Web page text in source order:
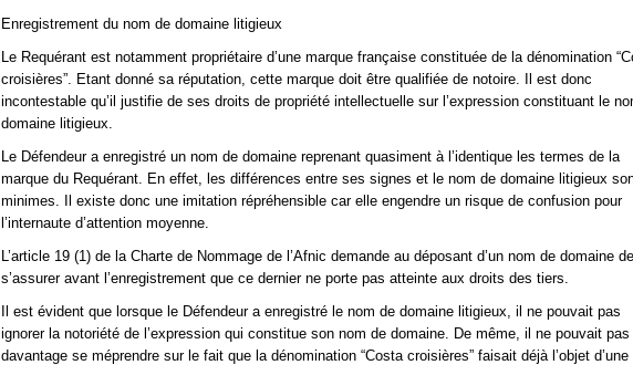
Enregistrement du nom de domaine litigieux
Le Requérant est notamment propriétaire d’une marque française constituée de la dénomination
croisières”. Etant donné sa réputation, cette marque doit être qualifiée de notoire. Il est donc
incontestable qu’il justifie de ses droits de propriété intellectuelle sur l’expression constituant le
domaine litigieux.
Le Défendeur a enregistré un nom de domaine reprenant quasiment à l’identique les termes de la
marque du Requérant. En effet, les différences entre ses signes et le nom de domaine litigieux
minimes. Il existe donc une imitation répréhensible car elle engendre un risque de confusion pour
l’internaute d’attention moyenne.
L’article 19 (1) de la Charte de Nommage de l’Afnic demande au déposant d’un nom de domaine de
s’assurer avant l’enregistrement que ce dernier ne porte pas atteinte aux droits des tiers.
Il est évident que lorsque le Défendeur a enregistré le nom de domaine litigieux, il ne pouvait pas
ignorer la notoriété de l’expression qui constitue son nom de domaine. De même, il ne pouvait pas
davantage se méprendre sur le fait que la dénomination “Costa croisières” faisait déjà l’objet d’une